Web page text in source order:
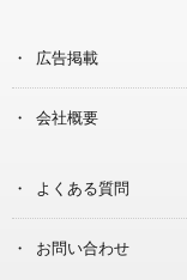
広告掲載
会社概要
よくある質問
お問い合わせ